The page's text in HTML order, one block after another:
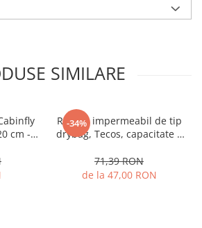
SIMILARE
cm -
-34%
Rucsac impermeabil de tip
drybag, Tecos, capacitate 5
de exterior
71,39 RON
de la 47,00 RON